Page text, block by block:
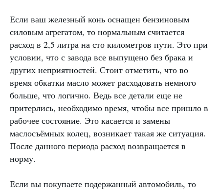
Если ваш железный конь оснащен бензиновым
силовым агрегатом, то нормальным считается
расход в 2,5 литра на сто километров пути. Это при
условии, что с завода все выпущено без брака и
других неприятностей. Стоит отметить, что во
время обкатки масло может расходовать немного
больше, что логично. Ведь все детали еще не
притерлись, необходимо время, чтобы все пришло в
рабочее состояние. Это касается и замены
маслосъёмных колец, возникает такая же ситуация.
После данного периода расход возвращается в
норму.
Если вы покупаете подержанный автомобиль, то